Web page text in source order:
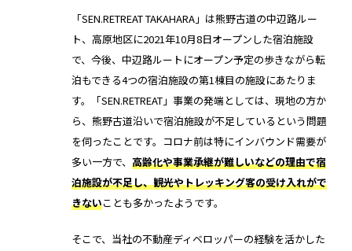
「SEN.RETREAT TAKAHARA」は熊野古道の中辺路ルー
ト、高原地区に2021年10月8日オープンした宿泊施設
で、今後、中辺路ルートにオープン予定の歩きながら転
泊もできる4つの宿泊施設の第1棟目の施設にあたりま
す。「SEN.RETREAT」事業の発端としては、現地の方か
ら、熊野古道沿いで宿泊施設が不足しているという問題
を伺ったことです。コロナ前は特にインバウンド需要が
多い一方で、高齢化や事業承継が難しいなどの理由で宿
泊施設が不足し、観光やトレッキング客の受け入れがで
きないことも多かったようです。
そこで、当社の不動産ディベロッパーの経験を活かした
他社スマートロックとの連携
連携システム一覧
API連携
製品情報トップ
製品ラインナップ
RemoteLOCK 500i
RemoteLOCK 700i
RemoteLOCK 8j-S
利用事例
利用事例トップ
事例一覧
宿泊施設
導入の流れ
料金
取付工事
取付工事トップ
お役立ち記事